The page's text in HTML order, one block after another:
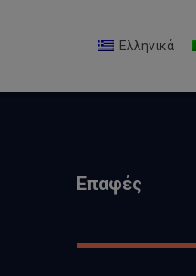
Ελληνικά
Επαφές